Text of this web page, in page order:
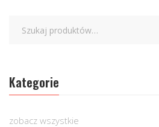
Kategorie
zobacz wszystkie